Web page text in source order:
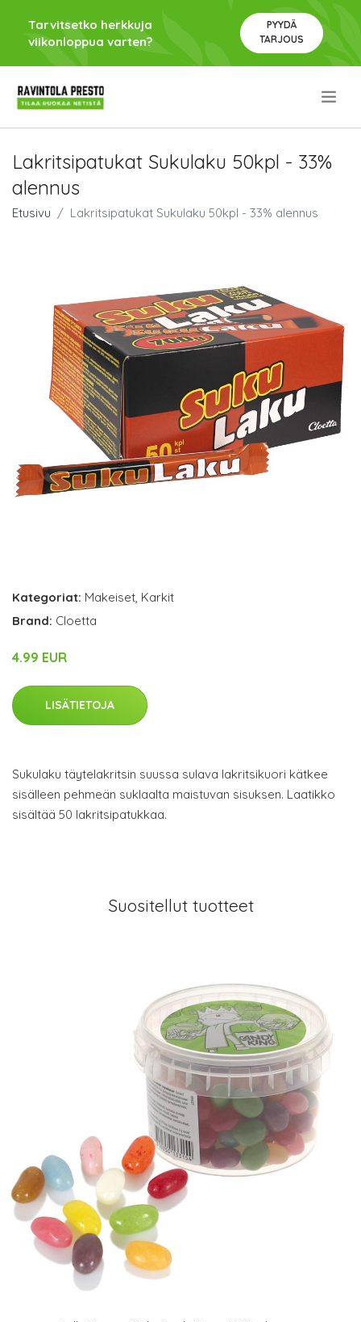
Tarvitsetko herkkuja
viikonloppua varten?
PYYDÄ
TARJOUS
Lakritsipatukat Sukulaku 50kpl - 33%
alennus
Etusivu Lakritsipatukat Sukulaku 50kpl - 33% alennus
Kategoriat: Makeiset, Karkit
Brand: Cloetta
4.99 EUR
LISÄTIETOJA
Sukulaku täytelakritsin suussa sulava lakritsikuori kätkee
sisälleen pehmeän suklaalta maistuvan sisuksen. Laatikko
sisältää 50 lakritsipatukkaa.
Suositellut tuotteet